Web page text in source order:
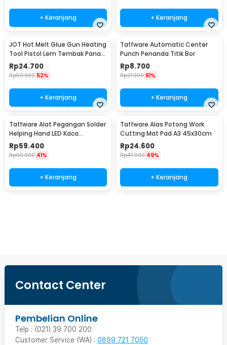
+ Keranjang + Keranjang
JOT Hot Melt Glue Gun Heating
Tool Pistol Lem Tembak Panas
20W - QT-302
Rp24.700
Rp50.900 52%
+ Keranjang
Taffware Automatic Center
Punch Penanda Titik Bor
Rp8.700
Rp21.900 61%
+ Keranjang
Taffware Alat Pegangan Solder
Helping Hand LED Kaca
Pembesar 3.5X - TE-801
Rp59.400
Rp99.900 41%
+ Keranjang
Taffware Alas Potong Work
Cutting Mat Pad A3 45x30cm
Rp24.600
Rp47.900 49%
+ Keranjang
Contact Center
Pembelian Online
Telp : (021) 39 700 200
Customer Service (WA) : 0899 721 7050